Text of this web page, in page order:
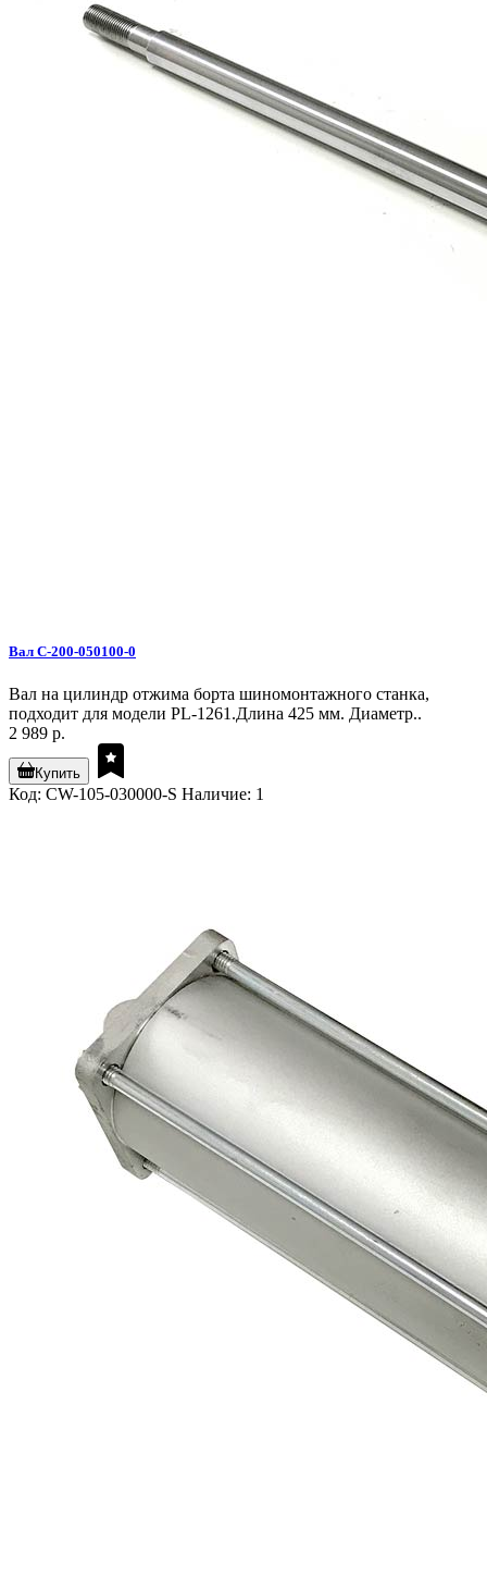
Вал C-200-050100-0
Вал на цилиндр отжима борта шиномонтажного станка,
подходит для модели PL-1261.Длина 425 мм. Диаметр..
2 989 р.
Купить
Код: CW-105-030000-S Наличие: 1